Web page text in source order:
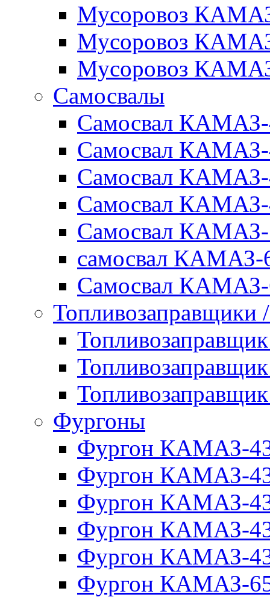
Мусоровоз
Мусоровоз
Мусоровоз
Самосвалы
Самосвал
Самосвал КАМАЗ-
Самосвал КАМАЗ-
Самосвал КАМАЗ-
Самосвал КАМАЗ-
самосвал КАМАЗ-
Самосвал КАМАЗ-
Топливозаправщики
Фургоны
Фургон КАМАЗ-
Фургон КАМАЗ-
Фургон КАМАЗ-
Фургон КАМАЗ-
Фургон КАМАЗ-
Фургон КАМАЗ-